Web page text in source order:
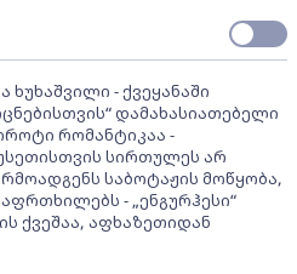
ხუხაშვილი - ქვეყანაში
დამახასიათებელი
რომანტიკაა -
სირთულეს არ
საბოტაჟის მოწყობა,
- „ენგურჰესი“
ქვეშაა, აფხაზეთიდან